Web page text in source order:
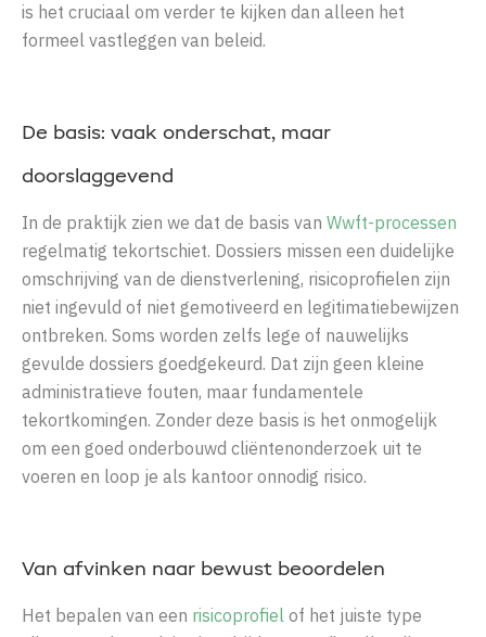
is het cruciaal om verder te kijken dan alleen het
formeel vastleggen van beleid.
De basis: vaak onderschat, maar
doorslaggevend
In de praktijk zien we dat de basis van Wwft-processen
regelmatig tekortschiet. Dossiers missen een duidelijke
omschrijving van de dienstverlening, risicoprofielen zijn
niet ingevuld of niet gemotiveerd en legitimatiebewijzen
ontbreken. Soms worden zelfs lege of nauwelijks
gevulde dossiers goedgekeurd. Dat zijn geen kleine
administratieve fouten, maar fundamentele
tekortkomingen. Zonder deze basis is het onmogelijk
om een goed onderbouwd cliëntenonderzoek uit te
voeren en loop je als kantoor onnodig risico.
Van afvinken naar bewust beoordelen
Het bepalen van een risicoprofiel of het juiste type